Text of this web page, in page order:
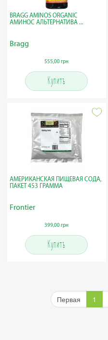
BRAGG AMINOS ORGANIC
АМИНОС АЛЬТЕРНАТИВА ...
Bragg
555,00 грн
Купить
АМЕРИКАНСКАЯ ПИЩЕВАЯ СОДА,
ПАКЕТ 453 ГРАММА
Frontier
399,00 грн
Купить
Первая 1